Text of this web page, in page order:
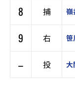
8
捕 嶺
9
右 笹
–
投 大